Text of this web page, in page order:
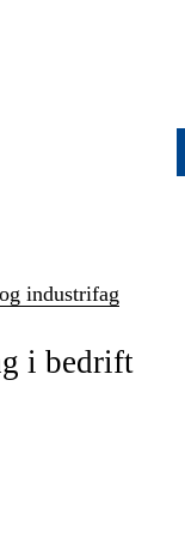
industrifag
i bedrift